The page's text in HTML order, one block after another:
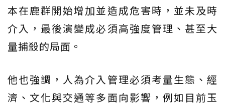
本在鹿群開始增加並造成危害時，並未及時
介入，最後演變成必須高強度管理、甚至大
量捕殺的局面。
他也強調，人為介入管理必須考量生態、經
濟、文化與交通等多面向影響，例如目前玉